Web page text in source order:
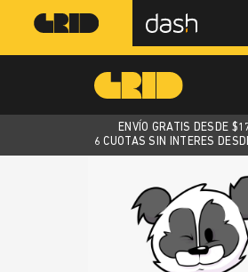
ENVÍO GRATIS DESDE $
6 CUOTAS SIN INTERES